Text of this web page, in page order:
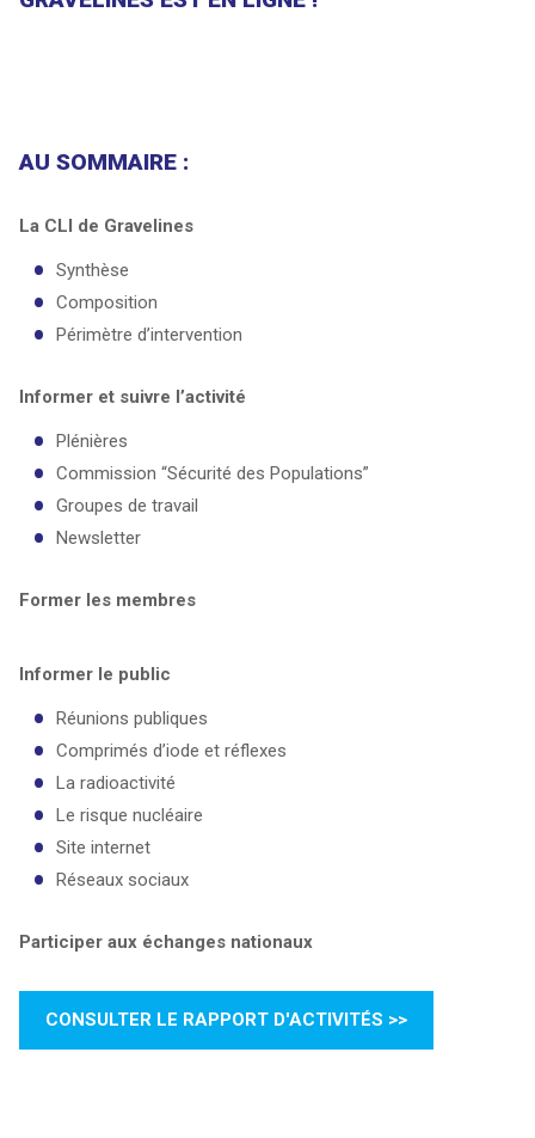
AU SOMMAIRE :
La CLI de Gravelines
Synthèse
Composition
Périmètre d’intervention
Informer et suivre l’activité
Plénières
Commission “Sécurité des Populations”
Groupes de travail
Newsletter
Former les membres
Informer le public
Réunions publiques
Comprimés d’iode et réflexes
La radioactivité
Le risque nucléaire
Site internet
Réseaux sociaux
Participer aux échanges nationaux
CONSULTER LE RAPPORT D'ACTIVITÉS >>